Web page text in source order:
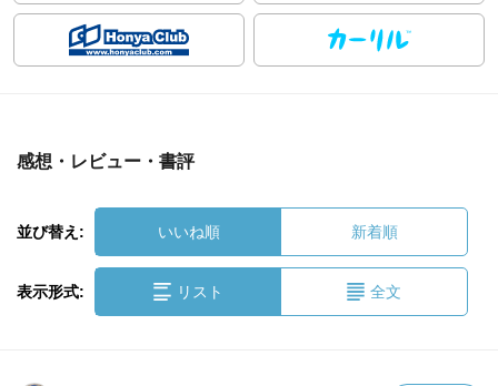
感想・レビュー・書評
並び替え: いいね順 新着順
表示形式: リスト 全文